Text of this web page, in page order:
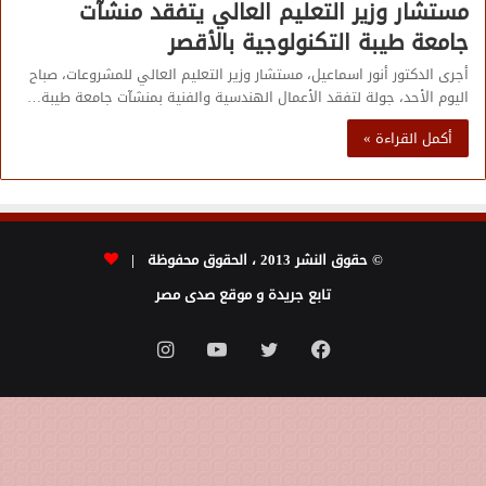
مستشار وزير التعليم العالي يتفقد منشآت
جامعة طيبة التكنولوجية بالأقصر
أجرى الدكتور أنور اسماعيل، مستشار وزير التعليم العالي للمشروعات، صباح
اليوم الأحد، جولة لتفقد الأعمال الهندسية والفنية بمنشآت جامعة طيبة…
أكمل القراءة »
© حقوق النشر 2013 ، الحقوق محفوظة |
تابع جريدة و موقع صدى مصر
فيسبوك تويتر يوتيوبانستقرام